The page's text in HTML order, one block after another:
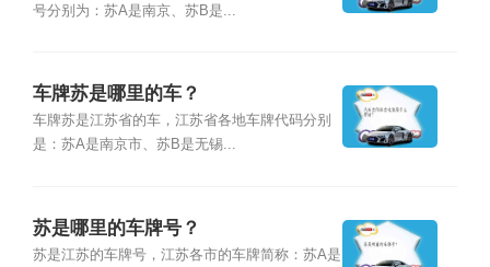
号分别为：苏A是南京、苏B是...
车牌苏是哪里的车？
车牌苏是江苏省的车，江苏省各地车牌代码分别
是：苏A是南京市、苏B是无锡...
苏是哪里的车牌号？
苏是江苏的车牌号，江苏各市的车牌简称：苏A是